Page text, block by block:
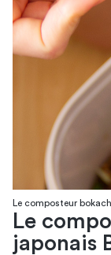
Le composteur
Le
japonais